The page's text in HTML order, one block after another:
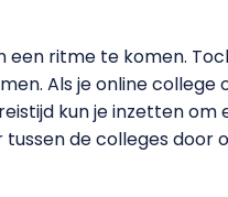
een ritme te komen.
Als je online college
kun je inzetten om
de colleges door